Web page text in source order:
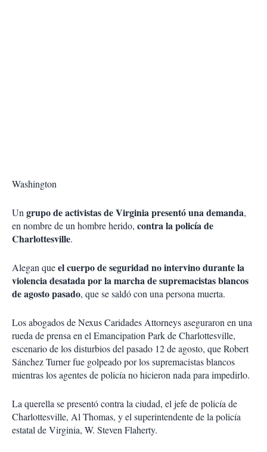
Washington
Ungrupo de activistas de Virginia presentó una demanda,
en nombre de un hombre herido, contra la policía de
Charlottesville.
Alegan queel cuerpo de seguridad no intervino durante la
violencia desatada por la marcha de supremacistas blancos
de agosto pasado, que se saldó con una persona muerta.
Los abogados de Nexus Caridades Attorneys aseguraron en una
rueda de prensa en el Emancipation Park de Charlottesville,
escenario de los disturbios del pasado 12 de agosto, que Robert
Sánchez Turner fue golpeado por los supremacistas blancos
mientras los agentes de policía no hicieron nada para impedirlo.
La querella se presentó contra la ciudad, el jefe de policía de
Charlottesville, Al Thomas, y el superintendente de la policía
estatal de Virginia, W. Steven Flaherty.